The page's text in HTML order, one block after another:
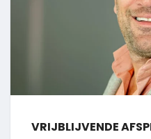
VRIJBLIJVENDE